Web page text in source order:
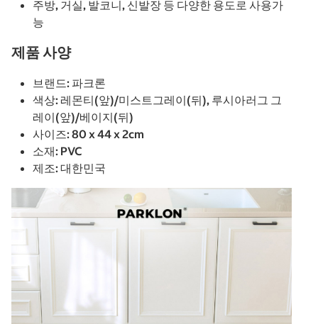
주방, 거실, 발코니, 신발장 등 다양한 용도로 사용가
능
제품 사양
브랜드: 파크론
색상: 레몬티(앞)/미스트그레이(뒤), 루시아러그 그
레이(앞)/베이지(뒤)
사이즈: 80 x 44 x 2cm
소재: PVC
제조: 대한민국